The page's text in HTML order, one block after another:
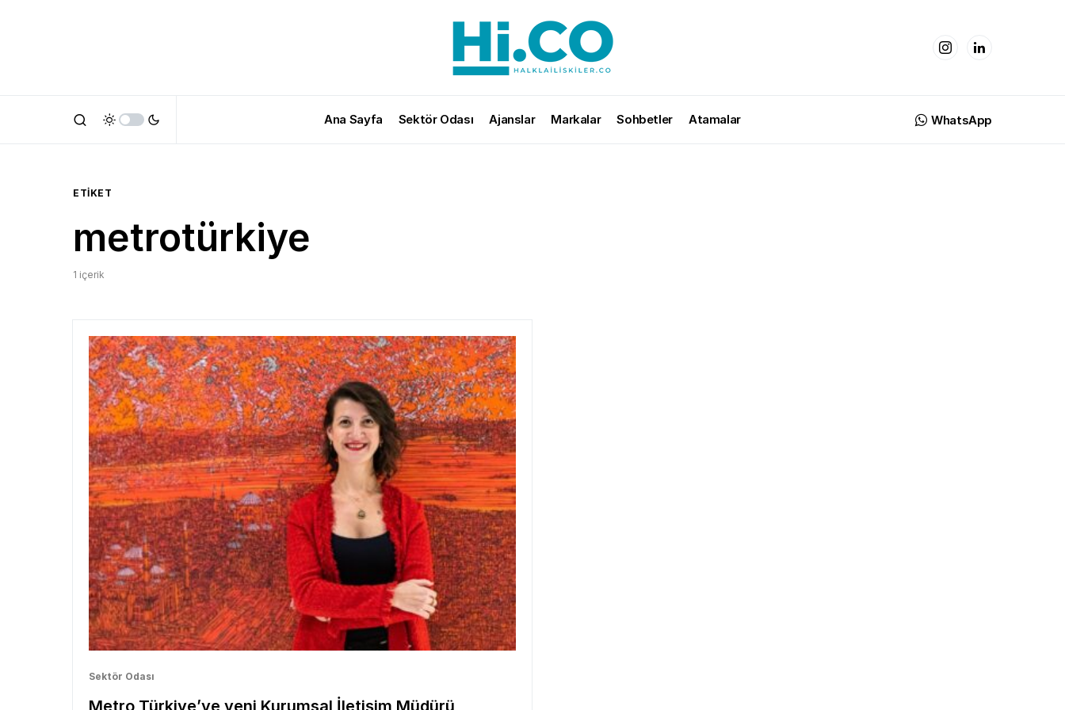
Ana Sayfa Sektör Odası Ajanslar Markalar Sohbetler Atamalar WhatsApp
ETIKET
metrotürkiye
1 içerik
Sektör Odası
Metro Türkiye’ye yeni Kurumsal İletişim Müdürü